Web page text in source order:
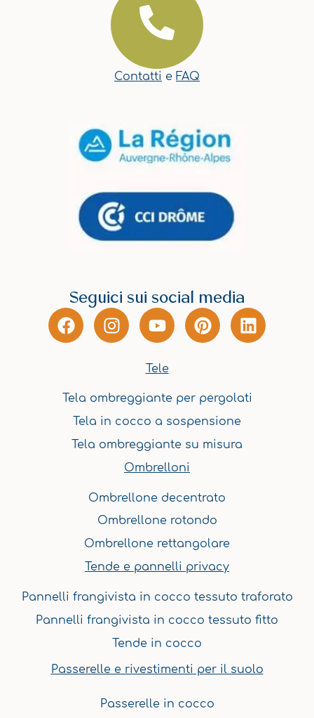
Contatti e FAQ
Seguici sui social media
F
a
o
o
k
I
n
g
r
a
Y
o
t
b
e
P
i
r
e
s
L
i
d
Tele
Tela ombreggiante per pergolati
Tela in cocco a sospensione
Tela ombreggiante su misura
Ombrelloni
Ombrellone decentrato
Ombrellone rotondo
Ombrellone rettangolare
Tende e pannelli privacy
Pannelli frangivista in cocco tessuto traforato
Pannelli frangivista in cocco tessuto fitto
Tende in cocco
Passerelle e rivestimenti per il suolo
Passerelle in cocco